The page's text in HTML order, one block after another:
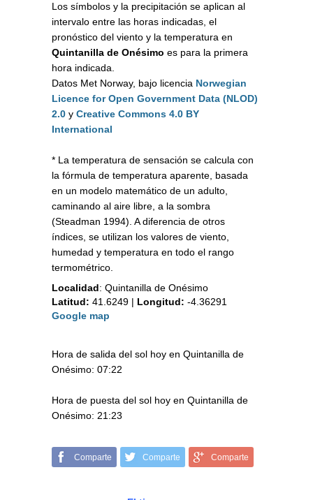
Los símbolos y la precipitación se aplican al
intervalo entre las horas indicadas, el
pronóstico del viento y la temperatura en
Quintanilla de Onésimo es para la primera
hora indicada.
Datos Met Norway, bajo licencia Norwegian
Licence for Open Government Data (NLOD)
2.0 y Creative Commons 4.0 BY
International
* La temperatura de sensación se calcula con
la fórmula de temperatura aparente, basada
en un modelo matemático de un adulto,
caminando al aire libre, a la sombra
(Steadman 1994). A diferencia de otros
índices, se utilizan los valores de viento,
humedad y temperatura en todo el rango
termométrico.
Localidad: Quintanilla de Onésimo
Latitud: 41.6249 | Longitud: -4.36291
Google map
Hora de salida del sol hoy en Quintanilla de
Onésimo: 07:22
Hora de puesta del sol hoy en Quintanilla de
Onésimo: 21:23
Comparte Comparte Comparte